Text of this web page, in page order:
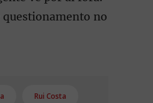
questionamento no
Rui Costa